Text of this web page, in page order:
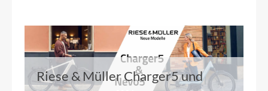
Riese & Müller Charger5 und